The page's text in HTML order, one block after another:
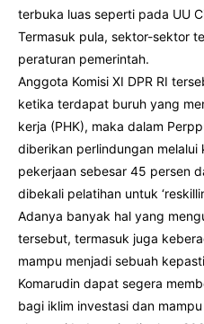
terbuka luas seperti pada UU
Termasuk pula, sektor-sektor
peraturan pemerintah.
Anggota Komisi XI DPR RI
ketika terdapat buruh yang
kerja (PHK), maka dalam
diberikan perlindungan melalui
pekerjaan sebesar 45 persen
dibekali pelatihan untuk
Adanya banyak hal yang
tersebut, termasuk juga
mampu menjadi sebuah
Komarudin dapat segera
bagi iklim investasi dan